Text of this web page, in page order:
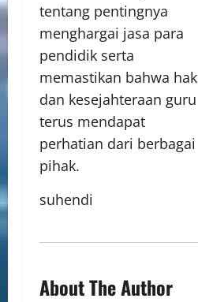
tentang pentingnya
menghargai jasa para
pendidik serta
memastikan bahwa hak
dan kesejahteraan guru
terus mendapat
perhatian dari berbagai
pihak.
suhendi
About The Author